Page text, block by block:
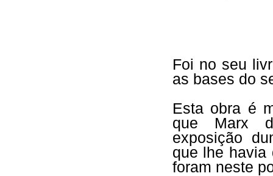
Foi no seu
as bases do
Esta obra é
que Marx
exposição
que lhe havia
foram neste